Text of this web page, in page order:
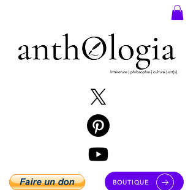
BOUTIQUE